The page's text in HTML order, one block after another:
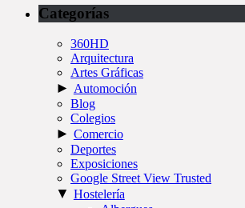
Categorías
360HD
Arquitectura
Artes Gráficas
► Automoción
Blog
Colegios
► Comercio
Deportes
Exposiciones
Google Street View Trusted
▼ Hostelería